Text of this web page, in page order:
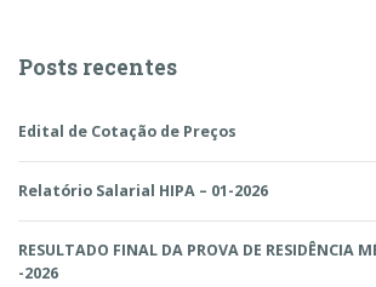
Posts recentes
Edital de Cotação de Preços
Relatório Salarial HIPA – 01-2026
RESULTADO FINAL DA PROVA DE RESIDÊNCIA
-2026